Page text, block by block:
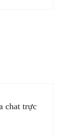
chat trực